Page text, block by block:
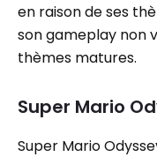
en raison de ses
son gameplay non
thèmes matures.
Super Mario
Super Mario